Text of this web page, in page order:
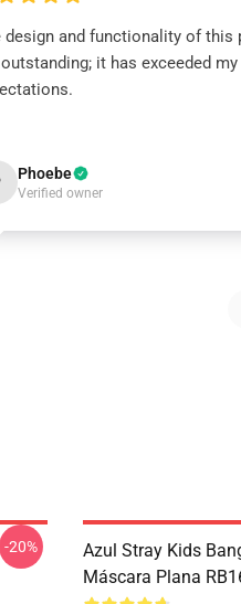
design and functionality of this
it has exceeded my
Phoebe
Verified owner
-20%
Azul Stray Kids
Máscara Plana